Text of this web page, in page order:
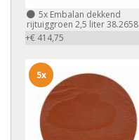
5x Embalan dekkend
rijtuiggroen 2,5 liter 38.2658
+€ 414,75
5x